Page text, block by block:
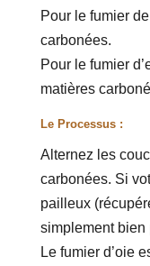
Pour le fumier
carbonées.
Pour le fumier
matières
Le Processus :
Alternez les
carbonées. Si
pailleux
simplement bien
Le fumier d’oie